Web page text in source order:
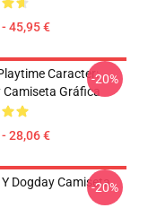
45,95 €
Caracter:
Camiseta Gráfica
28,06 €
-20%
Dogday Camiseta
-20%